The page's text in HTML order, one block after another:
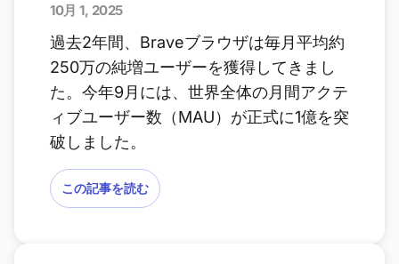
10月 1, 2025
過去2年間、Braveブラウザは毎月平均約
250万の純増ユーザーを獲得してきまし
た。今年9月には、世界全体の月間アクテ
ィブユーザー数（MAU）が正式に1億を突
破しました。
この記事を読む